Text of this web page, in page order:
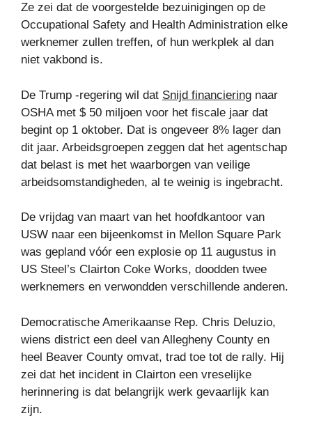
Ze zei dat de voorgestelde bezuinigingen op de
Occupational Safety and Health Administration elke
werknemer zullen treffen, of hun werkplek al dan
niet vakbond is.
De Trump -regering wil dat Snijd financiering naar
OSHA met $ 50 miljoen voor het fiscale jaar dat
begint op 1 oktober. Dat is ongeveer 8% lager dan
dit jaar. Arbeidsgroepen zeggen dat het agentschap
dat belast is met het waarborgen van veilige
arbeidsomstandigheden, al te weinig is ingebracht.
De vrijdag van maart van het hoofdkantoor van
USW naar een bijeenkomst in Mellon Square Park
was gepland vóór een explosie op 11 augustus in
US Steel’s Clairton Coke Works, doodden twee
werknemers en verwondden verschillende anderen.
Democratische Amerikaanse Rep. Chris Deluzio,
wiens district een deel van Allegheny County en
heel Beaver County omvat, trad toe tot de rally. Hij
zei dat het incident in Clairton een vreselijke
herinnering is dat belangrijk werk gevaarlijk kan
zijn.